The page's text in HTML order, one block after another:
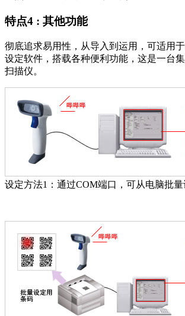
特点4 : 其他功能
彻底追求易用性，从导入到运用，可适用于
设定软件，搭载各种便利功能，这是一
扫描仪。
设定方法1：通过COM端口，可从电脑批量